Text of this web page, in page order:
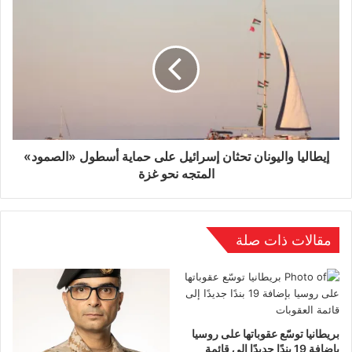
التي سببها انتشار النفاق، كفقدان الثقة في العلاقات
الاجتماعية، أو التظاهر بمعرفة دينية لا تنعكس على
السلوك، أو الإضرار بالصالح العام عبر تزييف التمثيل
البرلماني، أو تعطيل مصالح الأفراد في مؤسسات
الدولة.
ماذا لو افترضنا أن أحد الفاعلين السياسيين (قادة،
نخب، جماعات، حكومات) في عالمنا المعاصر، هو من
كان يملك هذا المسحوق السحري، فهل سيفعلها،
ويتخلص من ظاهرة النفاق كرذيلة تعبر عن تناقض
سلوكيات المرء مع ادعاءاته أو خطاباته؟
قد يبدو السؤال متخيلاً من وحي تلك الرواية نفسها،
إيطاليا واليونان تحثان إسرائيل على حماية أسطول «الصمود»
المتجه نحو غزة
مقالات ذات صلة
بريطانيا توسّع عقوباتها على روسيا
بإضافة 19 بندًا جديدًا إلى قائمة